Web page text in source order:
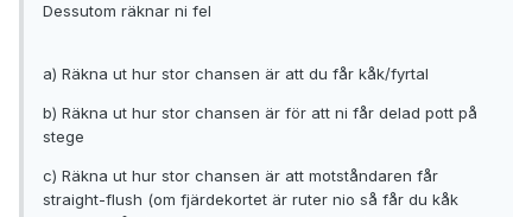
Dessutom räknar ni fel
a) Räkna ut hur stor chansen är att du får kåk/fyrtal
b) Räkna ut hur stor chansen är för att ni får delad pott på
stege
c) Räkna ut hur stor chansen är att motståndaren får
straight-flush (om fjärdekortet är ruter nio så får du kåk